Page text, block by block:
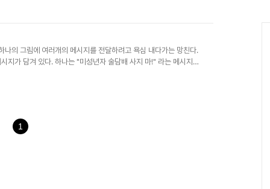
의 그림에 여러개의 메시지를 전달하려고 욕심 내다가는 망친다.
지가 담겨 있다. 하나는 "미성년자 술담배 사지 마!" 라는 메시지가
1